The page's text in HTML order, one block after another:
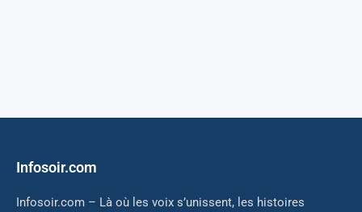
Infosoir.com
Infosoir.com – Là où les voix s’unissent, les histoires